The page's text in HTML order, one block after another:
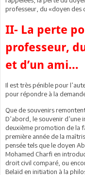
professeur, du «doyen des
II- La perte
professeur,
et d’un ami…
Il est très pénible pour
pour répondre à la
Que de souvenirs
D’abord, le souvenir d’une
deuxième promotion de la
première année de la
pensée tels que le doyen
Mohamed Charfi en
droit civil comparé, ou
Belaïd en initiation à la